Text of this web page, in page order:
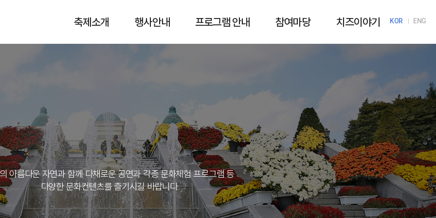
축제소개 행사안내 프로그램 안내 참여마당 치즈이야기 KOR ENG
아름다운 자연과 함께 다채로운 공연과 각종 문화체험 프로그램 등
다양한 문화컨텐츠를 즐기시길 바랍니다